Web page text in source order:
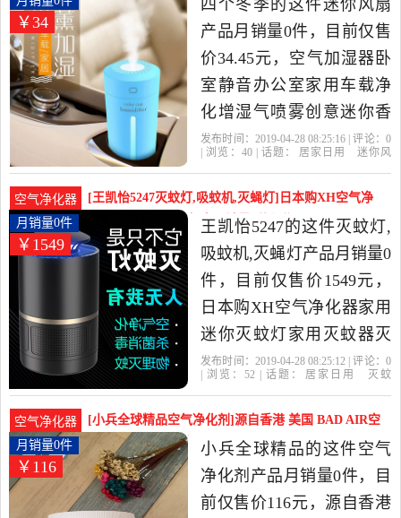
￥34
四个冬季的这件迷你风扇
产品月销量0件，目前仅售
价34.45元，空气加湿器卧
室静音办公室家用车载净
化增湿气喷雾创意迷你香
薰灯是2019年四个冬季精
高的迷你风扇，由广东 广
州发货。
发布时间：2019-04-28 08:25:16 | 评论： 0
| 浏览： 40| 话题： 居家日用
迷你风
空气净化器
[王凯怡5247灭蚊灯,吸蚊机,灭蝇灯]日本购XH空气净
化器家用迷你灭蚊灯家月销量0件仅售1549元
￥1549
月销量0件
王凯怡5247的这件灭蚊灯,
吸蚊机,灭蝇灯产品月销量0
件，目前仅售价1549元，
日本购XH空气净化器家用
迷你灭蚊灯家用灭蚊器灭
蝇驱蚊诱蚊无辐射是2019
用当中性价比很高的灭蚊
灯,吸蚊机,灭蝇灯，由北京
发货。
发布时间：2019-04-28 08:25:12 | 评论： 0
| 浏览： 52 | 话题： 居家日用
灭蚊
空气净化器
[小兵全球精品空气净化剂]源自香港 美国 BAD AIR空
气净月销量0件仅售116元
￥116
月销量0件
小兵全球精品的这件空气
净化剂产品月销量0件，目
前仅售价116元，源自香港